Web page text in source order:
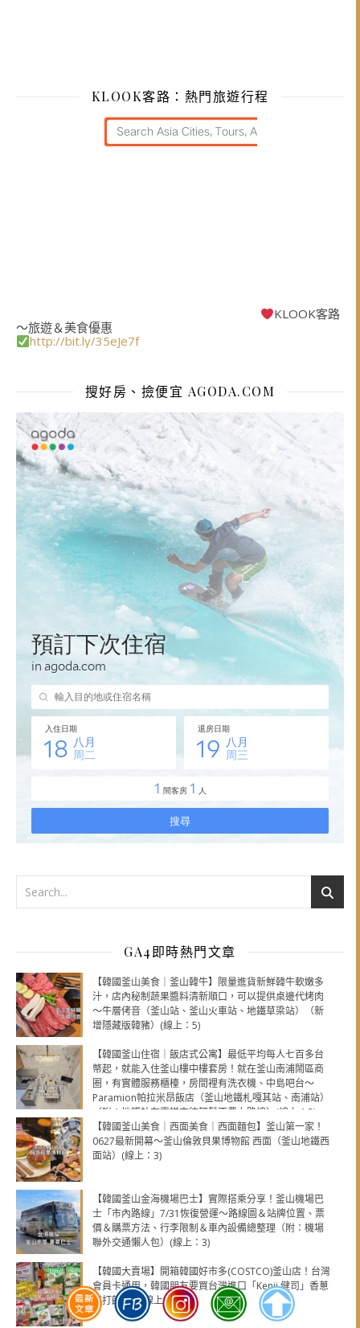
KLOOK客路：熱門旅遊行程
KLOOK客路
～旅遊＆美食優惠
http://bit.ly/35eJe7f
搜好房、撿便宜 AGODA.COM
GA4即時熱門文章
【韓國釜山美食｜釜山韓牛】限量進貨新鮮韓牛軟嫩多
汁，店內秘制蔬果醬料清新順口，可以提供桌邊代烤肉
～牛層侤音（釜山站、釜山火車站、地鐵草梁站）（新
增隱藏版韓豬）(線上：5)
【韓國釜山住宿｜飯店式公寓】最低平均每人七百多台
幣起，就能入住釜山樓中樓套房！就在釜山南浦鬧區商
圈，有實體服務櫃檯，房間裡有洗衣機、中島吧台～
Paramion帕拉米昂飯店（釜山地鐵札嘎其站、南浦站）
（附：地鐵站有電梯來往輕鬆不費力路線）(線上：3)
【韓國釜山美食｜西面美食｜西面麵包】釜山第一家！
0627最新開幕～釜山倫敦貝果博物館 西面（釜山地鐵西
面站）(線上：3)
【韓國釜山金海機場巴士】實際搭乘分享！釜山機場巴
士「市內路線」7/31恢復營運～路線圖＆站牌位置、票
價＆購票方法、行李限制＆車內設備總整理（附：機場
聯外交通懶人包）(線上：3)
【韓國大賣場】開箱韓國好市多(COSTCO)釜山店！台灣
會員卡通用，韓國朋友要買台灣進口「Kenji 健司」香蔥
蘇打餅乾！(線上：2)